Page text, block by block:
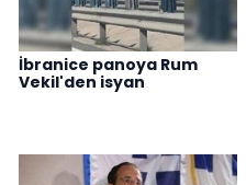
İbranice panoya Rum
Vekil'den isyan